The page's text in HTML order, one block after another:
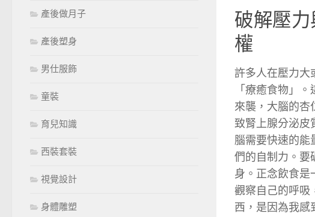
破解壓
權
許多人在壓力大
「療癒食物」
來襲，大腦的杏
致腎上腺分泌皮
腦需要快速的能
們的自制力。要
身。正念飲食是
觀察自己的呼吸
西，是因為我感
產後做月子
產後塑身
男仕服飾
童裝
育兒知識
西裝套裝
視覺設計
身體雕塑